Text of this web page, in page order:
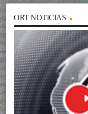
ORT NOTICIAS